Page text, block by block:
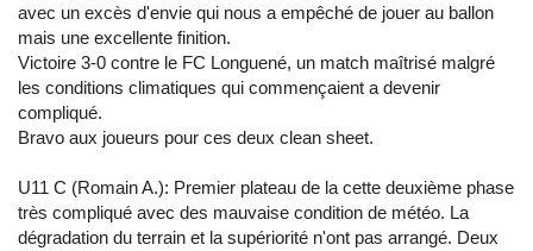
avec un excès d'envie qui nous a empêché de jouer au ballon
mais une excellente finition.
Victoire 3-0 contre le FC Longuené, un match maîtrisé malgré
les conditions climatiques qui commençaient a devenir
compliqué.
Bravo aux joueurs pour ces deux clean sheet.
U11 C (Romain A.): Premier plateau de la cette deuxième phase
très compliqué avec des mauvaise condition de météo. La
dégradation du terrain et la supériorité n'ont pas arrangé. Deux